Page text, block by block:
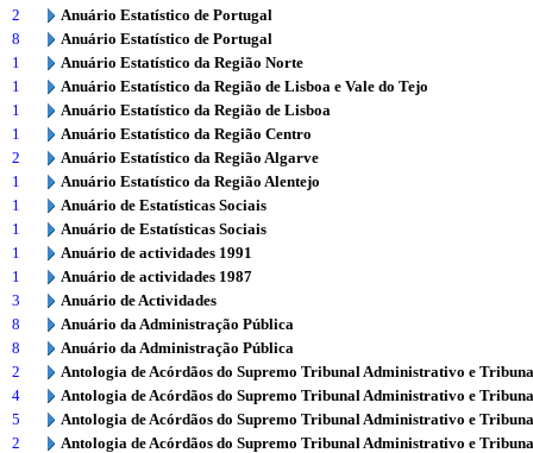
2
Anuário Estatístico de Portugal
8
Anuário Estatístico de Portugal
1
Anuário Estatístico da Região Norte
1
Anuário Estatístico da Região de Lisboa e Vale do Tejo
1
Anuário Estatístico da Região de Lisboa
1
Anuário Estatístico da Região Centro
2
Anuário Estatístico da Região Algarve
1
Anuário Estatístico da Região Alentejo
1
Anuário de Estatísticas Sociais
1
Anuário de Estatísticas Sociais
1
Anuário de actividades 1991
1
Anuário de actividades 1987
3
Anuário de Actividades
8
Anuário da Administração Pública
8
Anuário da Administração Pública
2
Antologia de Acórdãos do Supremo Tribunal Administrativo e
4
Antologia de Acórdãos do Supremo Tribunal Administrativo e
5
Antologia de Acórdãos do Supremo Tribunal Administrativo e
2
Antologia de Acórdãos do Supremo Tribunal Administrativo e